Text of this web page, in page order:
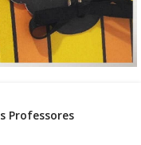
Professores